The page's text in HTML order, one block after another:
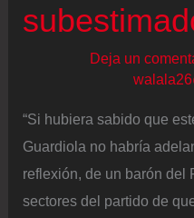
de
elecciones
de
Aragón
Deja un
“Si hubiera sabido que
Guardiola no habría
reflexión, de un barón del
sectores del partido de